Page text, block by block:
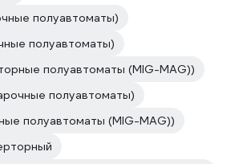
полуавтоматы)
полуавтоматы)
полуавтоматы (MIG-MAG))
полуавтоматы)
полуавтоматы (MIG-MAG))